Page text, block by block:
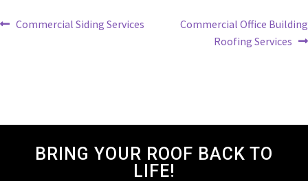
Commercial Siding Services
Commercial Office Building
Roofing Services
BRING YOUR ROOF BACK TO
LIFE!